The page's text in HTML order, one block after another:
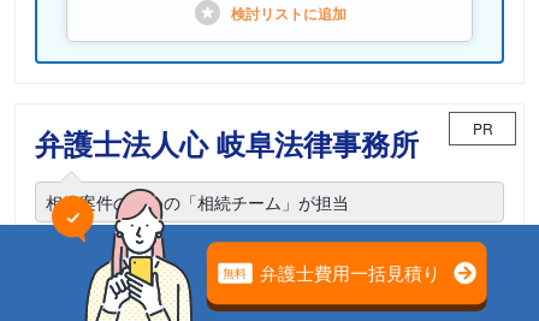
検討リストに追加
弁護士法人心 岐阜法律事務所 PR
相続案件のための「相続チーム」が担当
電話相談可能 初回面談無料
土日面談可能
18時以降面談可能